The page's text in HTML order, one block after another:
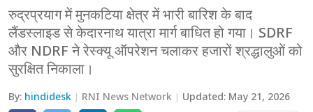
रुद्रप्रयाग में मुनकटिया क्षेत्र में भारी बारिश के बाद
लैंडस्लाइड से केदारनाथ यात्रा मार्ग बाधित हो गया। SDRF
और NDRF ने रेस्क्यू ऑपरेशन चलाकर हजारों श्रद्धालुओं को
सुरक्षित निकाला।
By: hindidesk RNI News Network Updated: May 21, 2026
कानपुर
प्रयागराज
मेरठ
लखनऊ